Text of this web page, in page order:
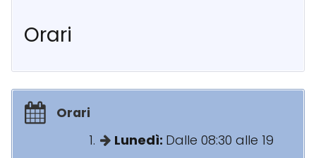
Orari
Orari
Lunedì: Dalle 08:30 alle 19